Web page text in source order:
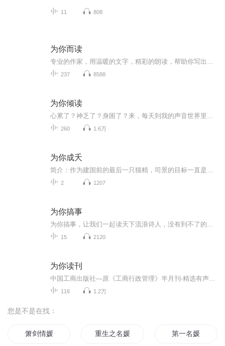
11 808
为你而读
237 8588
为你倾读
260 1.6万
为你成夭
2 1207
为你搞事
15 2120
为你读刊
116 1.2万
您是不是在找：
箫剑情媛 重生之名媛 第一名媛